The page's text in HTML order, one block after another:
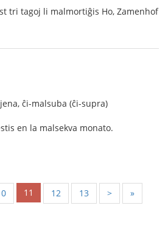
tri tagoj li malmortiĝis Ho, Zamenhof
ĉi-malsuba (ĉi-supra)
en la malsekva monato.
11 12 13 > »